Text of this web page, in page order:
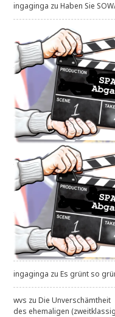
ingaginga zuHaben Sie
ingaginga zuEs grünt so
wvs zuDie Unverschämtheit
des ehemaligen